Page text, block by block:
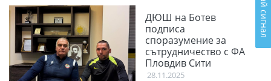
ДЮШ на Ботев
подписа
споразумение за
сътрудничество с ФА
Пловдив Сити
28.11.2025